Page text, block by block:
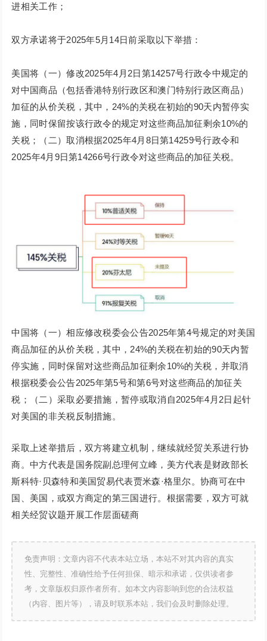
进相关工作；
双方承诺将于2025年5月14日前采取以下举措：
美国将（一）修改2025年4月2日第14257号行政令中规定的
对中国商品（包括香港特别行政区和澳门特别行政区商品）
加征的从价关税，其中，24%的关税在初始的90天内暂停实
施，同时保留按该行政令的规定对这些商品加征剩余10%的
关税；（二）取消根据2025年4月8日第14259号行政令和
2025年4月9日第14266号行政令对这些商品的加征关税。
中国将（一）相应修改税委会公告2025年第4号规定的对美国
商品加征的从价关税，其中，24%的关税在初始的90天内暂
停实施，同时保留对这些商品加征剩余10%的关税，并取消
根据税委会公告2025年第5号和第6号对这些商品的加征关
税；（二）采取必要措施，暂停或取消自2025年4月2日起针
对美国的非关税反制措施。
采取上述举措后，双方将建立机制，继续就经贸关系进行协
商。中方代表是国务院副总理何立峰，美方代表是财政部长
斯科特·贝森特和美国贸易代表贾米森·格里尔。协商可在中
国、美国，或双方商定的第三国进行。根据需要，双方可就
相关经贸议题开展工作层面磋商
免责声明：文章内容不代表本站立场，本站不对其内容的真实
性、完整性、准确性给予任何担保、暗示和承诺，仅供读者参
考，文章版权归原作者所有。如本文内容影响到您的合法权益
（内容、图片等），请及时联系本站，我们会及时删除处理。